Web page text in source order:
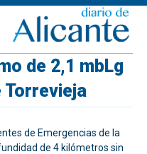
de 2,1 mbLg
de Emergencias de la
de 4 kilómetros sin